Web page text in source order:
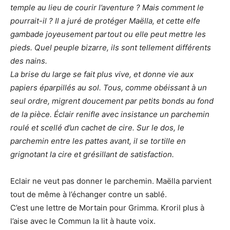
temple au lieu de courir l’aventure ? Mais comment le
pourrait-il ? Il a juré de protéger Maëlla, et cette elfe
gambade joyeusement partout ou elle peut mettre les
pieds. Quel peuple bizarre, ils sont tellement différents
des nains.
La brise du large se fait plus vive, et donne vie aux
papiers éparpillés au sol. Tous, comme obéissant à un
seul ordre, migrent doucement par petits bonds au fond
de la pièce. Éclair renifle avec insistance un parchemin
roulé et scellé d’un cachet de cire. Sur le dos, le
parchemin entre les pattes avant, il se tortille en
grignotant la cire et grésillant de satisfaction.
Eclair ne veut pas donner le parchemin. Maëlla parvient
tout de même à l’échanger contre un sablé.
C’est une lettre de Mortain pour Grimma. Kroril plus à
l’aise avec le Commun la lit à haute voix.